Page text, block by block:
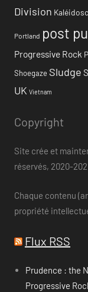
Division
Portland post
Progressive Rock
Shoegaze Sludge
UK Vietnam
Copyright
Site crée et
réservés, 2020-
Chaque contenu
propriété
Flux RSS
Prudence : the
Progressive